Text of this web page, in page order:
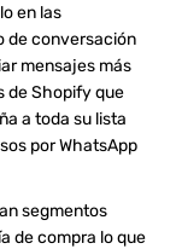
en las
de conversación
mensajes más
de Shopify que
a toda su lista
por WhatsApp
segmentos
de compra lo que